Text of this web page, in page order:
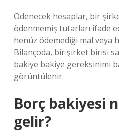
Ödenecek hesaplar, bir
ödenmemiş tutarları ifade
henüz ödemediği mal veya
Bilançoda, bir şirket birisi
bakiye bakiye gereksinimi
görüntülenir.
Borç bakiyesi
gelir?